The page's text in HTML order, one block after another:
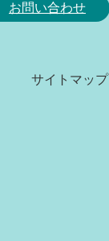
お問い合わせ
サイトマップ